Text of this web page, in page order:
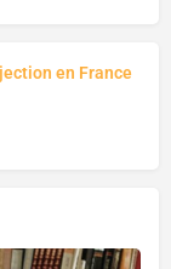
en France